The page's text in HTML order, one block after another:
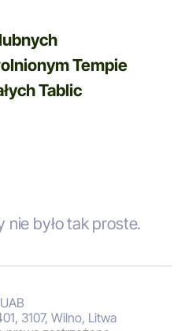
Tempie
Tablic
było tak proste.
3107, Wilno, Litwa